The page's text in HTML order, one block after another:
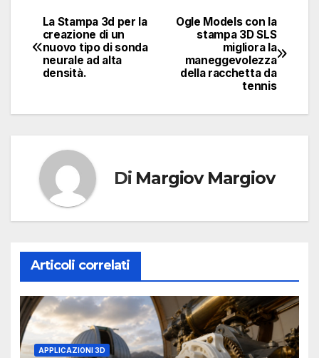
Navigazione
articoli
Ogle Models con la
stampa 3D SLS
migliora la
maneggevolezza
della racchetta da
tennis
La Stampa 3d per la
creazione di un
nuovo tipo di sonda
neurale ad alta
densità.
Di Margiov Margiov
Articoli correlati
APPLICAZIONI 3D